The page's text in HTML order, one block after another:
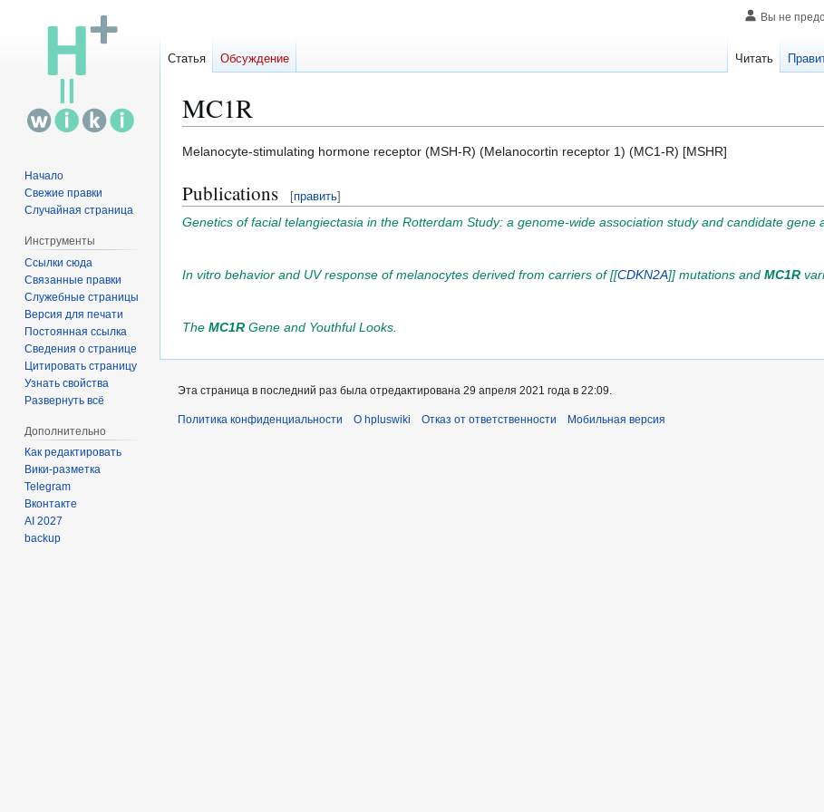
MC1R
Перейти
навигации
Перейти
поиску
Melanocyte-stimulating hormone receptor (MSH-R) (Melanocortin receptor 1) (MC1-R) [MSHR]
Publications [править]
Genetics of facial telangiectasia in the Rotterdam Study: a genome-wide association study and candidate gene
In vitro behavior and UV response of melanocytes derived from carriers of [[CDKN2A]] mutations and MC1R
The MC1R Gene and Youthful Looks.
Вы не
Статья Обсуждение Читать
Начало
Свежие правки
Случайная страница
Инструменты
Ссылки сюда
Связанные правки
Служебные страницы
Версия для печати
Постоянная ссылка
Сведения о странице
Цитировать страницу
Узнать свойства
Развернуть всё
Дополнительно
Как редактировать
Вики-разметка
Telegram
Вконтакте
AI 2027
backup
Эта страница в последний раз была отредактирована 29 апреля 2021 года в 22:09.
Политика конфиденциальности О hpluswiki Отказ от ответственности Мобильная версия